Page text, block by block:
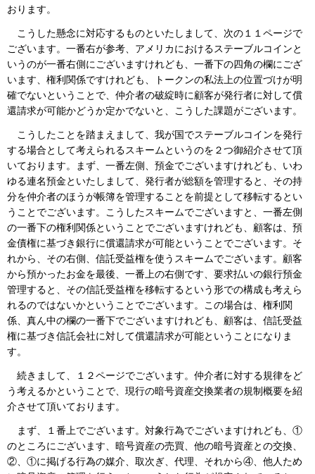
おります。
こうした懸念に対応するものといたしまして、次の１１ページで
ございます。一番右が参考、アメリカにおけるステーブルコインと
いうのが一番右側にございますけれども、一番下の四角の欄にござ
います、権利関係ですけれども、トークンの私法上の位置づけが明
確でないということで、仲介者の破綻時に顧客が発行者に対して償
還請求が可能かどうか定かでないと、こうした課題がございます。
こうしたことを踏まえまして、我が国でステーブルコインを発行
する場合として考えられるスキームというのを２つ御紹介させて頂
いております。まず、一番左側、預金でございますけれども、いわ
ゆる連名預金といたしまして、発行者が総額を管理すると、その持
分を仲介者のほうが帳簿を管理することを前提として移転するとい
うことでございます。こうしたスキームでございますと、一番左側
の一番下の権利関係ということでございますけれども、顧客は、預
金債権に基づき銀行に償還請求が可能ということでございます。そ
れから、その右側、信託受益権を使うスキームでございます。顧客
から預かったお金を最後、一番上の右側です、要求払いの銀行預金
管理すると、その信託受益権を移転するという形での構成も考えら
れるのではないかということでございます。この場合は、権利関
係、真ん中の欄の一番下でございますけれども、顧客は、信託受益
権に基づき信託会社に対して償還請求が可能ということになりま
す。
続きまして、１２ページでございます。仲介者に対する規律をど
う考えるかということで、現行の暗号資産交換業者の規制概要を紹
介させて頂いております。
まず、１番上でございます。対象行為でございますけれども、①
のところにございます、暗号資産の売買、他の暗号資産との交換、
②、①に掲げる行為の媒介、取次ぎ、代理、それから④、他人ため